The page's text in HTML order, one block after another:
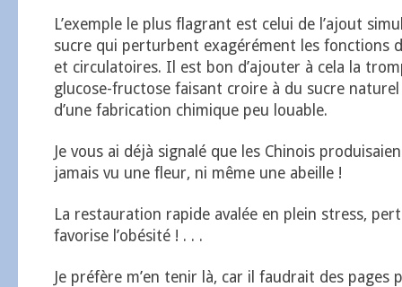
L’exemple le plus flagrant est celui de l’ajout
sucre qui perturbent exagérément les fonctions
et circulatoires. Il est bon d’ajouter à cela la
glucose-fructose faisant croire à du sucre naturel
d’une fabrication chimique peu louable.
Je vous ai déjà signalé que les Chinois
jamais vu une fleur, ni même une abeille !
La restauration rapide avalée en plein stress,
favorise l’obésité ! . . .
Je préfère m’en tenir là, car il faudrait des pages